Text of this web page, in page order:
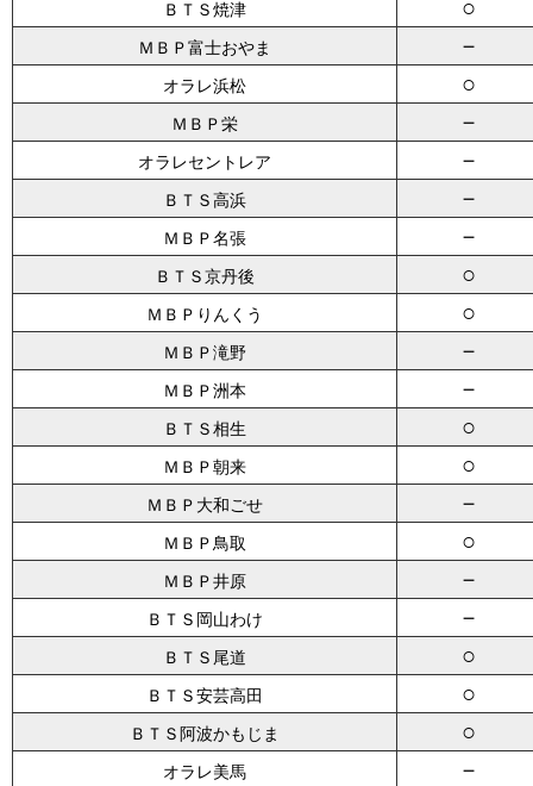
ＢＴＳ焼津 ○
ＭＢＰ富士おやま －
オラレ浜松 ○
ＭＢＰ栄 －
オラレセントレア －
ＢＴＳ高浜 －
ＭＢＰ名張 －
ＢＴＳ京丹後 ○
ＭＢＰりんくう ○
ＭＢＰ滝野 －
ＭＢＰ洲本 －
ＢＴＳ相生 ○
ＭＢＰ朝来 ○
ＭＢＰ大和ごせ －
ＭＢＰ鳥取 ○
ＭＢＰ井原 －
ＢＴＳ岡山わけ －
ＢＴＳ尾道 ○
ＢＴＳ安芸高田 ○
ＢＴＳ阿波かもじま ○
オラレ美馬 －